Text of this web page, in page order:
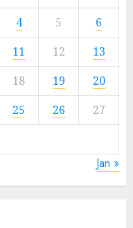
4 5
6
11 12
13
18 19
20
25 26
27
Jan »